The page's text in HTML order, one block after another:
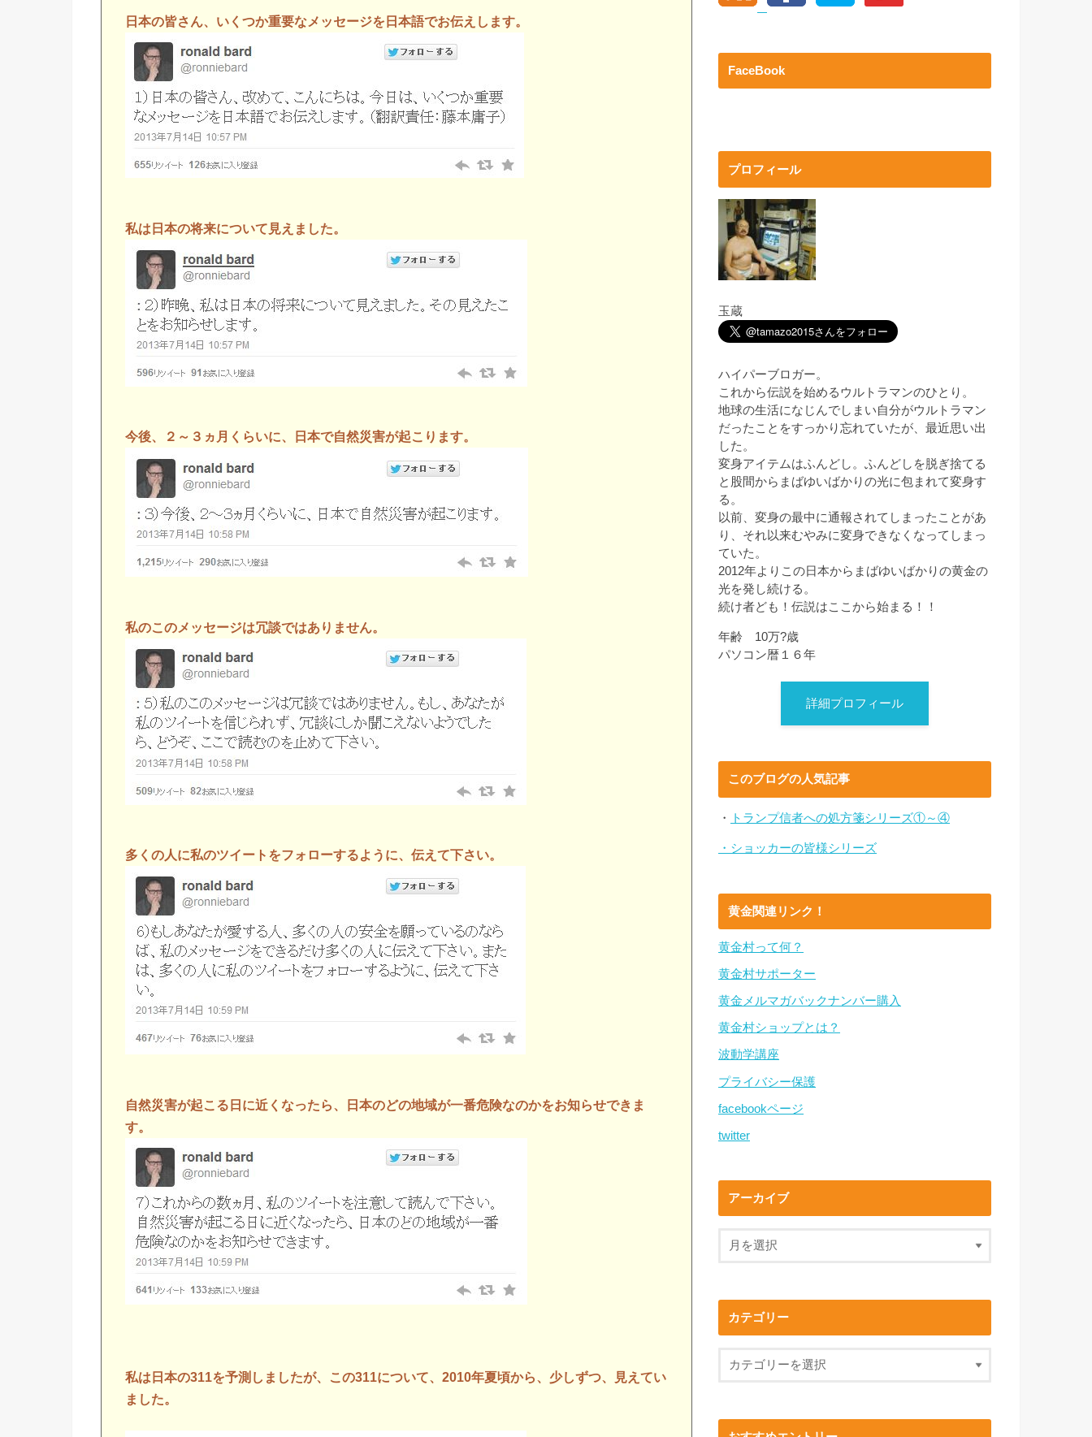
日本の皆さん、いくつか重要なメッセージを日本語でお伝えします。
私は日本の将来について見えました。
今後、２～３ヵ月くらいに、日本で自然災害が起こります。
私のこのメッセージは冗談ではありません。
多くの人に私のツイートをフォローするように、伝えて下さい。
自然災害が起こる日に近くなったら、日本のどの地域が一番危険なのかをお知らせできま
す。
私は日本の311を予測しましたが、この311について、2010年夏頃から、少しずつ、見えてい
ました。
FaceBook
プロフィール
玉蔵
ハイパーブロガー。
これから伝説を始めるウルトラマンのひとり。
地球の生活になじんでしまい自分がウルトラマン
だったことをすっかり忘れていたが、最近思い出
した。
変身アイテムはふんどし。ふんどしを脱ぎ捨てる
と股間からまばゆいばかりの光に包まれて変身す
る。
以前、変身の最中に通報されてしまったことがあ
り、それ以来むやみに変身できなくなってしまっ
ていた。
2012年よりこの日本からまばゆいばかりの黄金の
光を発し続ける。
続け者ども！伝説はここから始まる！！
年齢 10万?歳
パソコン暦１６年
詳細プロフィール
このブログの人気記事
・ トランプ信者への処方箋シリーズ①～④
・ショッカーの皆様シリーズ
黄金関連リンク！
黄金村って何？
黄金村サポーター
黄金メルマガバックナンバー購入
黄金村ショップとは？
波動学講座
プライバシー保護
facebookページ
twitter
アーカイブ
カテゴリー